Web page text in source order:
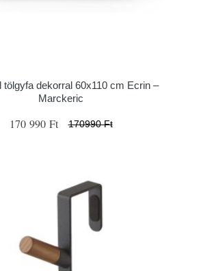
tölgyfa dekorral 60x110 cm Ecrin –
Marckeric
170 990 Ft 170990 Ft